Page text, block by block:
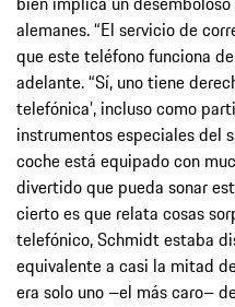
alemanes. “El servicio de
que este teléfono funciona
adelante. “Sí, uno tiene
telefónica’, incluso como
instrumentos especiales del
coche está equipado con
divertido que pueda sonar
cierto es que relata cosas
telefónico, Schmidt estaba
equivalente a casi la mitad
era solo uno –el más caro–